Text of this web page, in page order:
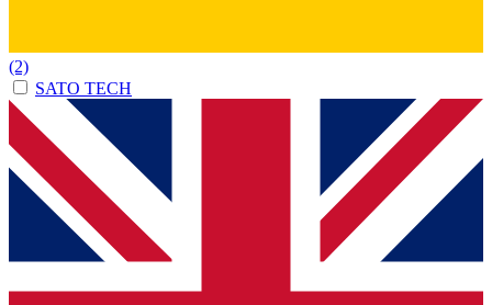
(2)
SATO TECH